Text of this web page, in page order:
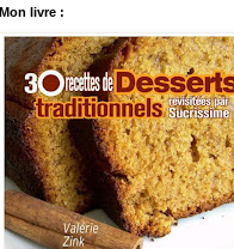
Mon livre :